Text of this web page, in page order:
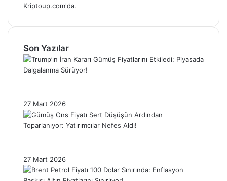
Kriptoup.com'da.
Son Yazılar
27 Mart 2026
27 Mart 2026